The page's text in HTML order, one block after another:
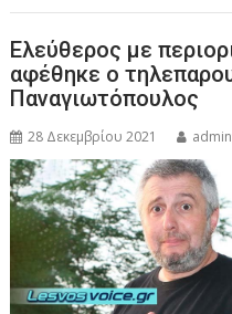
Ελεύθερος με
αφέθηκε ο
Παναγιωτόπουλος
28 Δεκεμβρίου 2021